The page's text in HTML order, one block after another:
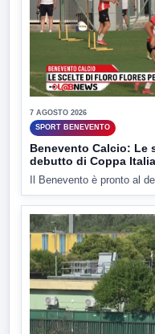
7 AGOSTO 2026
SPORT BENEVENTO
Benevento Calcio: Le
debutto di Coppa Italia
Il Benevento è pronto al